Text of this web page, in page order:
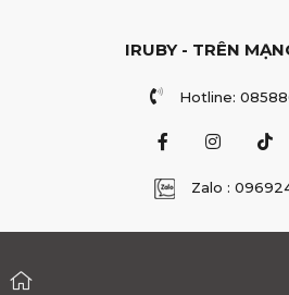
IRUBY - TRÊN
Hotline:
Zalo :